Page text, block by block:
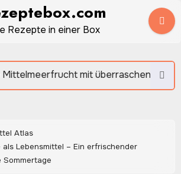
Rezepte in einer Box
mit überraschendem Aroma
Atlas
als Lebensmittel – Ein erfrischender
Sommertage